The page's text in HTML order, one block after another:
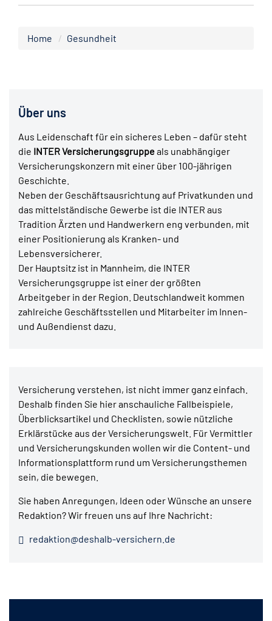
Home Gesundheit
Über uns
Aus Leidenschaft für ein sicheres Leben – dafür steht
die INTER Versicherungsgruppeals unabhängiger
Versicherungskonzern mit einer über 100-jährigen
Geschichte.
Neben der Geschäftsausrichtung auf Privatkunden und
das mittelständische Gewerbe ist die INTER aus
Tradition Ärzten und Handwerkern eng verbunden, mit
einer Positionierung als Kranken- und
Lebensversicherer.
Der Hauptsitz ist in Mannheim, die INTER
Versicherungsgruppe ist einer der größten
Arbeitgeber in der Region. Deutschlandweit kommen
zahlreiche Geschäftsstellen und Mitarbeiter im Innen-
und Außendienst dazu.
Versicherung verstehen, ist nicht immer ganz einfach.
Deshalb finden Sie hier anschauliche Fallbeispiele,
Überblicksartikel und Checklisten, sowie nützliche
Erklärstücke aus der Versicherungswelt. Für Vermittler
und Versicherungskunden wollen wir die Content- und
Informationsplattform rund um Versicherungsthemen
sein, die bewegen.
Sie haben Anregungen, Ideen oder Wünsche an unsere
Redaktion? Wir freuen uns auf Ihre Nachricht:
redaktion@deshalb-versichern.de